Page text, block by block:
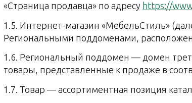
«Страница продавца» по адресу https://
1.5. Интернет-магазин «МебельСтиль»
Региональными поддоменами,
1.6. Региональный поддомен — домен
товары, представленные к продаже в
1.7. Товар — ассортиментная позиция